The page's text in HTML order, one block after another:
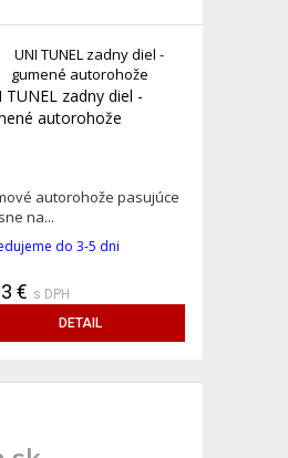
TUNEL zadny diel -
autorohože
autorohože pasujúce
na...
do 3-5 dni
€ s DPH
DETAIL